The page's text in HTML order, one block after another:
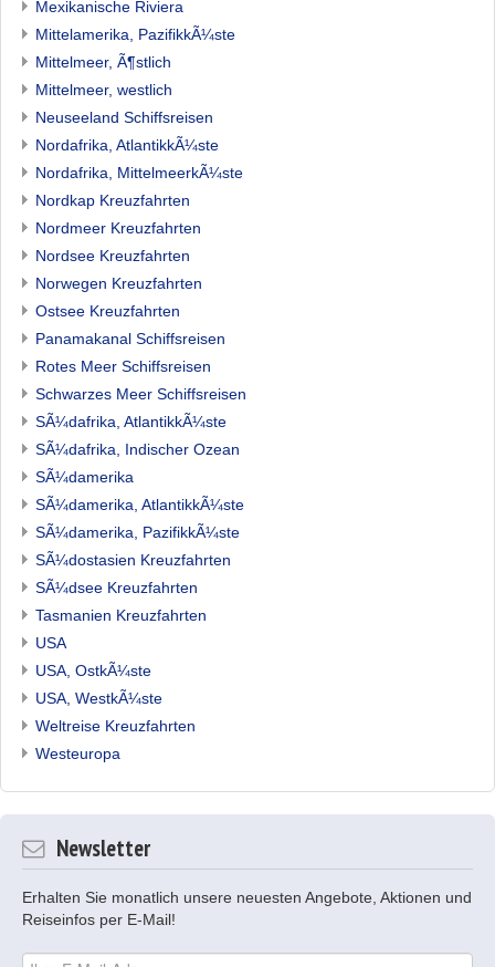
Mexikanische Riviera
Mittelamerika, PazifikkÃ¼ste
Mittelmeer, Ã¶stlich
Mittelmeer, westlich
Neuseeland Schiffsreisen
Nordafrika, AtlantikkÃ¼ste
Nordafrika, MittelmeerkÃ¼ste
Nordkap Kreuzfahrten
Nordmeer Kreuzfahrten
Nordsee Kreuzfahrten
Norwegen Kreuzfahrten
Ostsee Kreuzfahrten
Panamakanal Schiffsreisen
Rotes Meer Schiffsreisen
Schwarzes Meer Schiffsreisen
SÃ¼dafrika, AtlantikkÃ¼ste
SÃ¼dafrika, Indischer Ozean
SÃ¼damerika
SÃ¼damerika, AtlantikkÃ¼ste
SÃ¼damerika, PazifikkÃ¼ste
SÃ¼dostasien Kreuzfahrten
SÃ¼dsee Kreuzfahrten
Tasmanien Kreuzfahrten
USA
USA, OstkÃ¼ste
USA, WestkÃ¼ste
Weltreise Kreuzfahrten
Westeuropa
Newsletter
Erhalten Sie monatlich unsere neuesten Angebote, Aktionen und
Reiseinfos per E-Mail!